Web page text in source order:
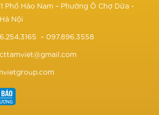
Phố Hào Nam – Phường Ô Chợ Dừa -
Nội
– 097.896.3558